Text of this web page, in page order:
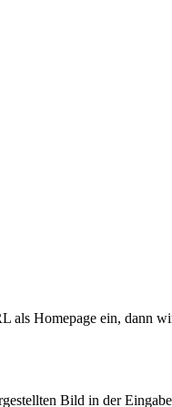
Homepage ein, dann
Bild in der